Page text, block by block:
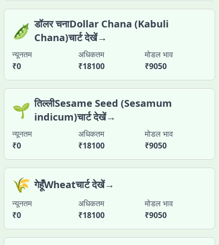
🫛 डॉलर चनाDollar Chana (Kabuli
Chana)चार्ट देखें→
न्यूनतम
₹0
अधिकतम
₹18100
मोडल भाव
₹9050
🌱 तिल्लीSesame Seed (Sesamum
indicum)चार्ट देखें→
न्यूनतम
₹0
अधिकतम
₹18100
मोडल भाव
₹9050
🌾 गेहूँWheatचार्ट देखें→
न्यूनतम
₹0
अधिकतम
₹18100
मोडल भाव
₹9050